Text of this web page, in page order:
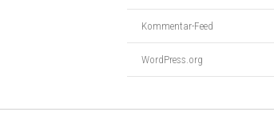
Kommentar-Feed
WordPress.org